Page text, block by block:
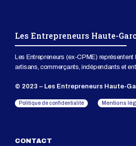
Les Entrepreneurs Haute-
Les Entrepreneurs (ex-CPME) représentent
artisans, commerçants, indépendants et
© 2023 – Les Entrepreneurs Haute-
Politique de confidentialité Mentions
CONTACT